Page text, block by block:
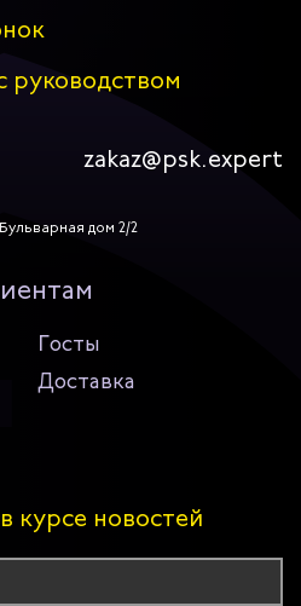
руководством
zakaz@psk.expert
дом 2/2
Госты
Доставка
курсе новостей